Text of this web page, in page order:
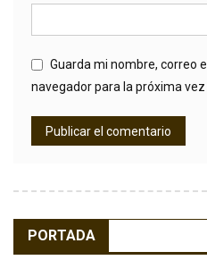
Guarda mi nombre, correo
navegador para la próxima vez
PORTADA